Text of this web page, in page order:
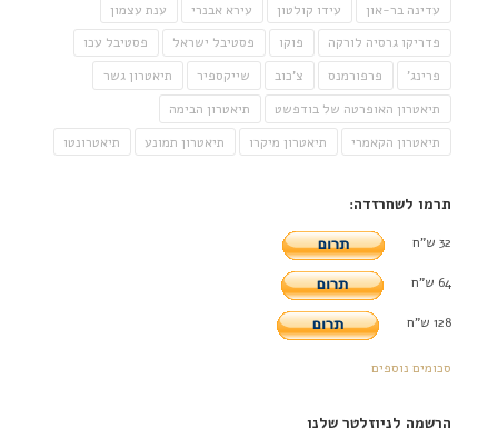
עדינה בר-און
עידו קולטון עירא אבנרי
ענת עצמון
פדריקו גרסיה לורקה
פוקו פסטיבל ישראל
פסטיבל עכו
פרינג'
פרפורמנס צ'כוב שייקספיר
תיאטרון גשר
תיאטרון האופרטה של בודפשט
תיאטרון הבימה
תיאטרון הקאמרי
תיאטרון מיקרו תיאטרון תמונע תיאטרונטו
תרמו לשחרזדה:
32 ש"ח
64 ש"ח
128 ש"ח
סכומים נוספים
הרשמה לניוזלטר שלנו